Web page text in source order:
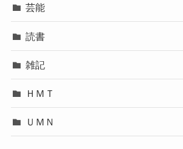
芸能
読書
雑記
ＨＭＴ
ＵＭＮ